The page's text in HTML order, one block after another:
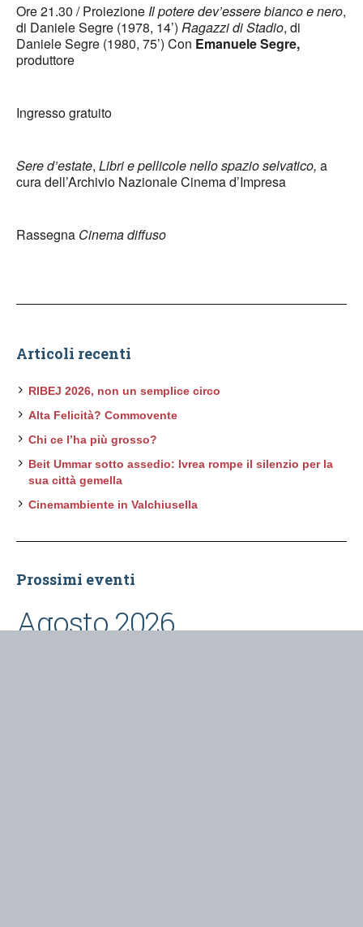
Ore 21.30 / Proiezione Il potere dev’essere bianco e nero,
di Daniele Segre (1978, 14’) Ragazzi di Stadio, di
Daniele Segre (1980, 75’) Con Emanuele Segre,
produttore
Ingresso gratuito
Sere d’estate, Libri e pellicole nello spazio selvatico, a
cura dell’Archivio Nazionale Cinema d’Impresa
Rassegna Cinema diffuso
Articoli recenti
RIBEJ 2026, non un semplice circo
Alta Felicità? Commovente
Chi ce l’ha più grosso?
Beit Ummar sotto assedio: Ivrea rompe il silenzio per la
sua città gemella
Cinemambiente in Valchiusella
Prossimi eventi
Agosto 2026